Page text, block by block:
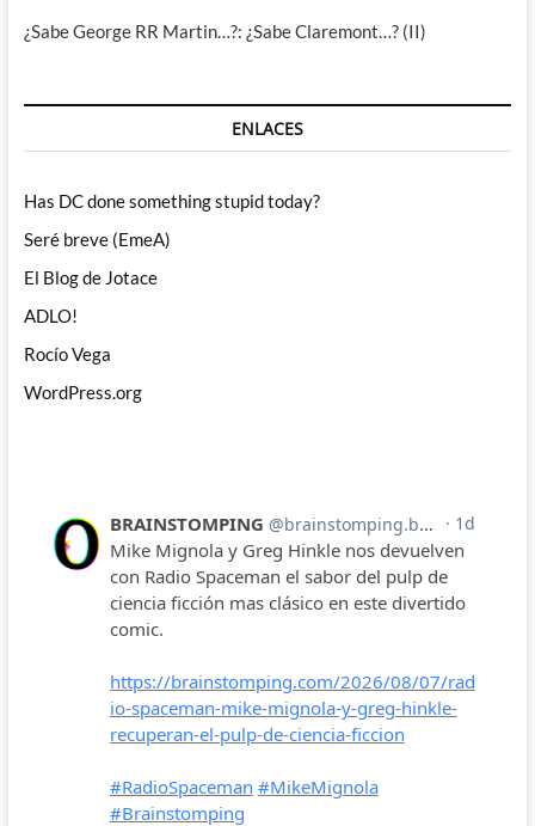
¿Sabe George RR Martin…?: ¿Sabe Claremont…? (II)
ENLACES
Has DC done something stupid today?
Seré breve (EmeA)
El Blog de Jotace
ADLO!
Rocío Vega
WordPress.org